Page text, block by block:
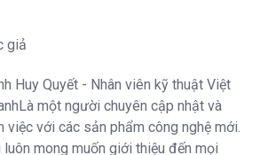
giả
Huy Quyết - Nhân viên kỹ thuật Việt
một người chuyên cập nhật và
việc với các sản phẩm công nghệ mới.
luôn mong muốn giới thiệu đến mọi